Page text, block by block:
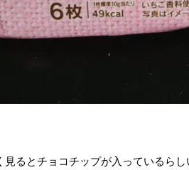
見るとチョコチップが入っているらし